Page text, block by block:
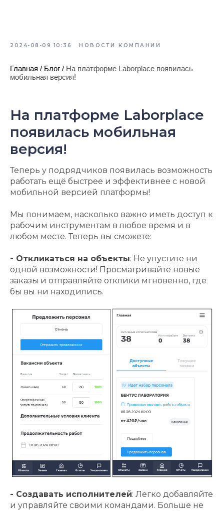
2024-08-09 10:36 НОВОСТИ КОМПАНИИ
Главная / Блог / На платформе Laborplace появилась
мобильная версия!
На платформе Laborplace
появилась мобильная
версия!
Теперь у подрядчиков появилась возможность
работать ещё быстрее и эффективнее с новой
мобильной версией платформы!
Мы понимаем, насколько важно иметь доступ к
рабочим инструментам в любое время и в
любом месте. Теперь вы сможете:
- Откликаться на объекты: Не упустите ни
одной возможности! Просматривайте новые
заказы и отправляйте отклики мгновенно, где
бы вы ни находились.
- Создавать исполнителей: Легко добавляйте
и управляйте своими командами. Больше не